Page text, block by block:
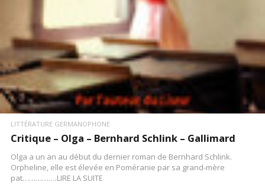
LITTÉRATURE GERMANOPHONE
Critique – Olga – Bernhard Schlink – Gallimard
Olga a un an au début du dernier roman de Bernhard Schlink.
Orpheline, elle est élevée en Poméranie par sa grand-mère
pat…………….LIRE LA SUITE